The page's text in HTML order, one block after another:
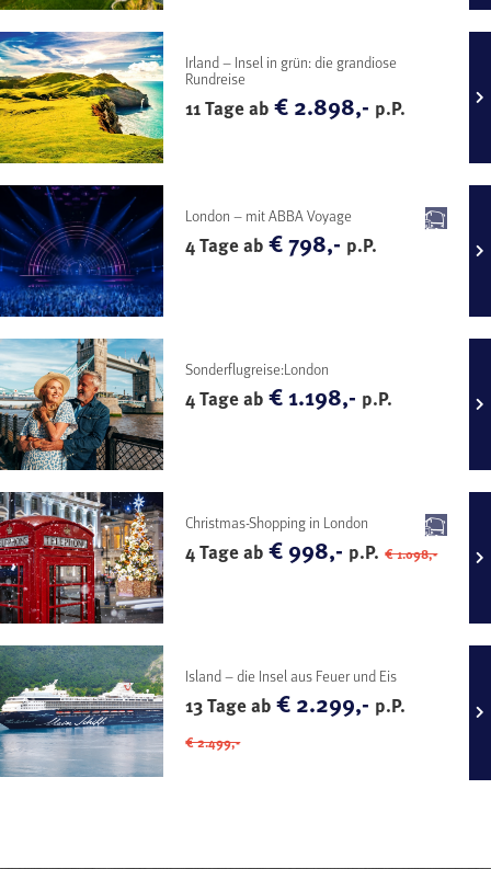
Irland – Insel in grün: die grandiose
Rundreise
11 Tage ab€ 2.898,- p.P.
London – mit ABBA Voyage
4 Tage ab€ 798,- p.P.
Sonderflugreise:London
4 Tage ab€ 1.198,- p.P.
Christmas-Shopping in London
4 Tage ab€ 998,- p.P. € 1.098,-
Island – die Insel aus Feuer und Eis
13 Tage ab€ 2.299,- p.P.
€ 2.499,-